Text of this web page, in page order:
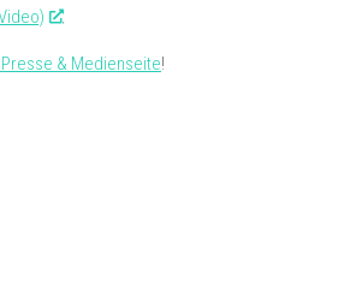
.
& Medienseite!